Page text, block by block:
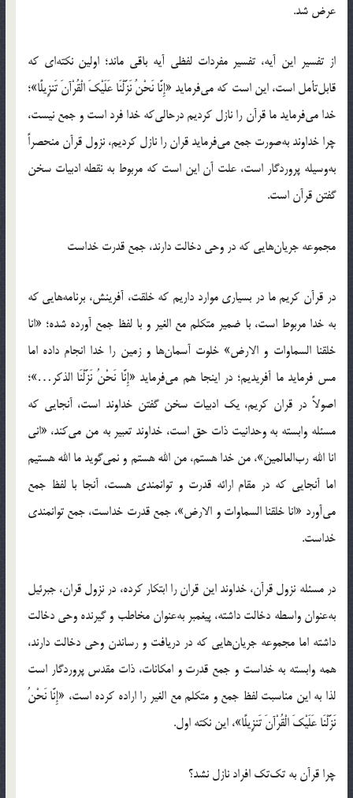
عرض شد.
از تفسیر این آیه، تفسیر مفردات لفظی آیه باقی ماند؛ اولین نکته‌ای که
قابل‌تأمل است، این است که می‌فرماید «إِنَّا نَحْنُ نَزَّلْنَا عَلَیْکَ الْقُرْآنَ تَنزِیلًا»؛
خدا می‌فرماید ما قرآن را نازل کردیم درحالی‌که خدا فرد است و جمع نیست،
چرا خداوند به‌صورت جمع می‌فرماید قران را نازل کردیم، نزول قرآن منحصراً
به‌وسیله پروردگار است، علت آن این است که مربوط به نقطه ادبیات سخن
گفتن قرآن است.
مجموعه جریان‌هایی که در وحی دخالت دارند، جمع قدرت خداست
در قرآن کریم ما در بسیاری موارد داریم که خلقت، آفرینش، برنامه‌هایی که
به خدا مربوط است، با ضمیر متکلم مع الغیر و با لفظ جمع آورده شده؛ «انا
خلقنا السماوات و الارض» خلوت آسمان‌ها و زمین را خدا انجام داده اما
مس فرماید ما آفریدیم؛ در اینجا هم می‌فرماید «إِنَّا نَحْنُ نَزَّلْنَا الذکر…»؛
اصولاً در قران کریم، یک ادبیات سخن گفتن خداوند است، آنجایی که
مسئله وابسته به وحدانیت ذات حق است، خداوند تعبیر به من می‌کند، «انی
انا الله رب‌العالمین»، من خدا هستم، من الله هستم و نمی‌گوید ما الله هستیم
اما آنجایی که در مقام ارائه قدرت و توانمندی هست، آنجا با لفظ جمع
می‌آورد «انا خلقنا السماوات و الارض»، جمع قدرت خداست، جمع توانمندی
خداست.
در مسئله نزول قرآن، خداوند این قران را ابتکار کرده، در نزول قران، جبرئیل
به‌عنوان واسطه دخالت داشته، پیغمبر به‌عنوان مخاطب و گیرنده وحی دخالت
داشته اما مجموعه جریان‌هایی که در دریافت و رساندن وحی دخالت دارند،
همه وابسته به خداست و جمع قدرت و امکانات، ذات مقدس پروردگار است
لذا به این مناسبت لفظ جمع و متکلم مع الغیر را اراده کرده است، «إِنَّا نَحْنُ
نَزَّلْنَا عَلَیْکَ الْقُرْآنَ تَنزِیلًا»، این نکته اول.
چرا قرآن به تک‌تک افراد نازل نشد؟